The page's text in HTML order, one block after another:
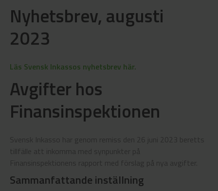
Nyhetsbrev, augusti
2023
Läs Svensk Inkassos nyhetsbrev här.
Avgifter hos
Finansinspektionen
Svensk Inkasso har genom remiss den 26 juni 2023 beretts
tillfälle att inkomma med synpunkter på
Finansinspektionens rapport med förslag på nya avgifter.
Sammanfattande inställning